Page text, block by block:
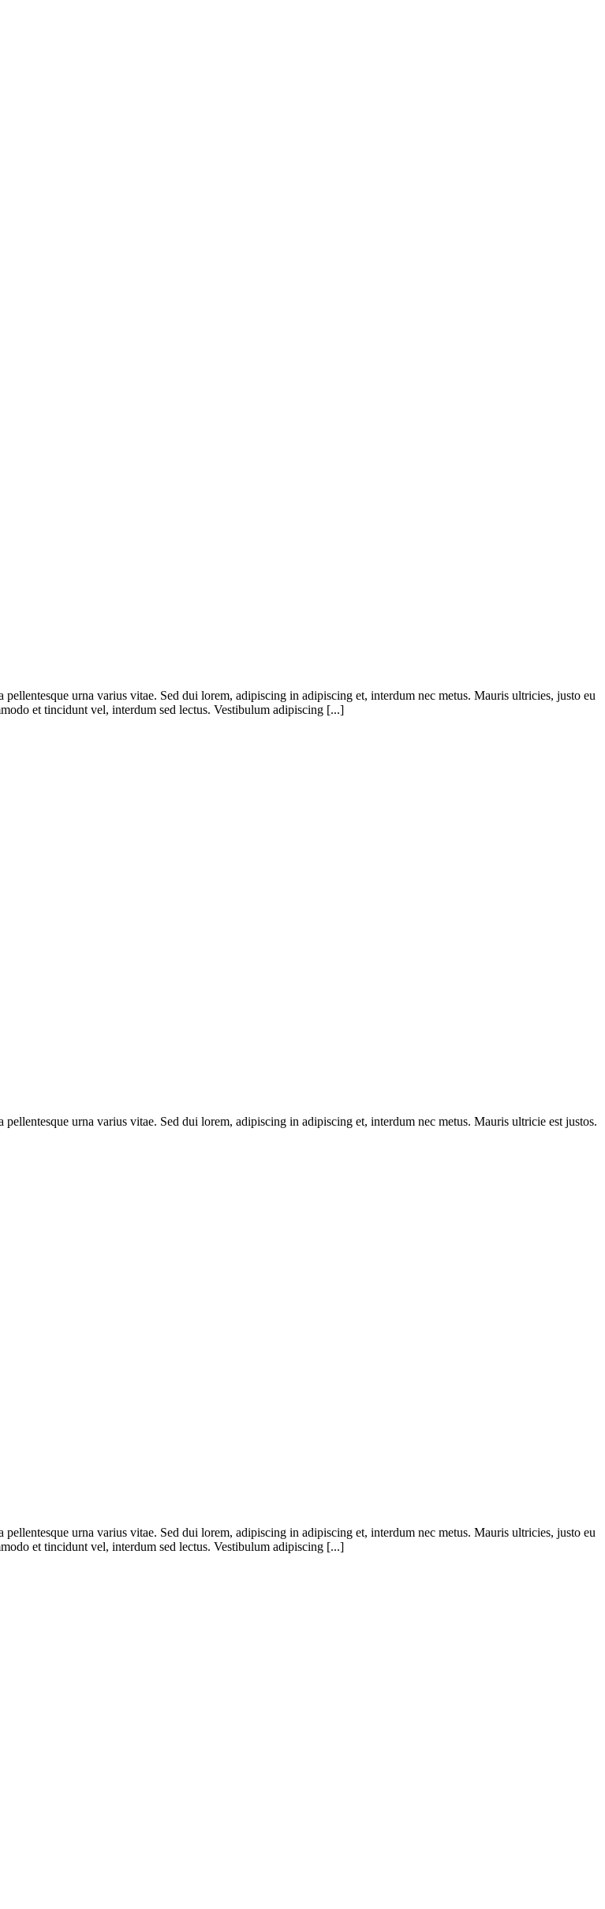
urna varius vitae. Sed dui lorem, adipiscing in adipiscing et, interdum nec metus. Mauris ultricies, justo eu
et tincidunt vel, interdum sed lectus. Vestibulum adipiscing [...]
urna varius vitae. Sed dui lorem, adipiscing in adipiscing et, interdum nec metus. Mauris ultricie est justos.
urna varius vitae. Sed dui lorem, adipiscing in adipiscing et, interdum nec metus. Mauris ultricies, justo eu
et tincidunt vel, interdum sed lectus. Vestibulum adipiscing [...]